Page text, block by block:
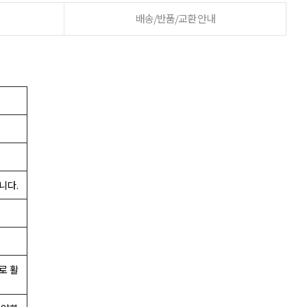
배송/반품/교환 안내
다.
활